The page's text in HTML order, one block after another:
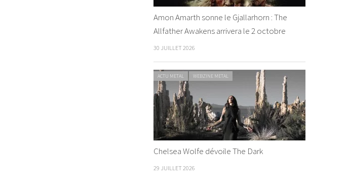
Amon Amarth sonne le Gjallarhorn : The
Allfather Awakens arrivera le 2 octobre
30 JUILLET 2026
ACTU METAL WEBZINE METAL
Chelsea Wolfe dévoile The Dark
29 JUILLET 2026